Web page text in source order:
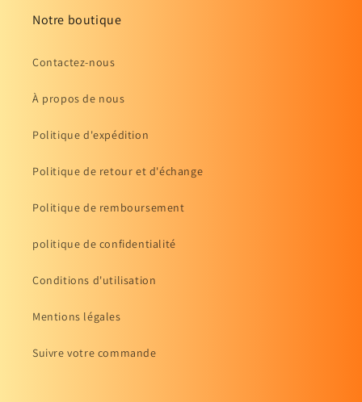
Notre boutique
Contactez-nous
À propos de nous
Politique d'expédition
Politique de retour et d'échange
Politique de remboursement
politique de confidentialité
Conditions d'utilisation
Mentions légales
Suivre votre commande